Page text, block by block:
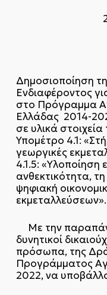
Δημοσιοποίηση
Ενδιαφέροντος
στο Πρόγραμμα
Ελλάδας 2014-
σε υλικά
Υπομέτρο 4.1:
γεωργικές
4.1.5: «Υλοποίηση
ανθεκτικότητα,
ψηφιακή
εκμεταλλεύσεων».
Με την
δυνητικοί
πρόσωπα, της
Προγράμματος
2022, να